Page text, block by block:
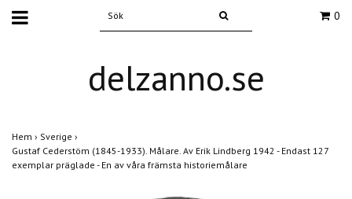
0
delzanno.se
Hem › Sverige ›
Gustaf Cederstöm (1845-1933). Målare. Av Erik Lindberg 1942 - Endast 127
exemplar präglade - En av våra främsta historiemålare